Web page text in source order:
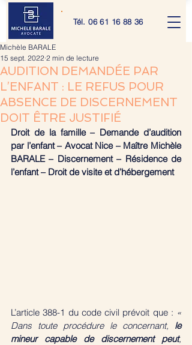
Tél.06 61 16 88 36
AUDITION DEMANDÉE PAR
L’ENFANT : LE REFUS POUR
ABSENCE DE DISCERNEMENT
DOIT ÊTRE JUSTIFIÉ
Michèle BARALE
15 sept. 2022 2 min de lecture
Droit de la famille – Demande d’audition
par l’enfant – Avocat Nice – Maître Michèle
BARALE – Discernement – Résidence de
l’enfant – Droit de visite et d’hébergement
L’article 388-1 du code civil prévoit que : «
Dans toute procédure le concernant, le
mineur capable de discernement peut,